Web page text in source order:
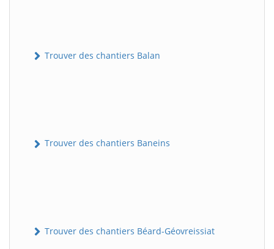
Trouver des chantiers Balan
Trouver des chantiers Baneins
Trouver des chantiers Béard-Géovreissiat